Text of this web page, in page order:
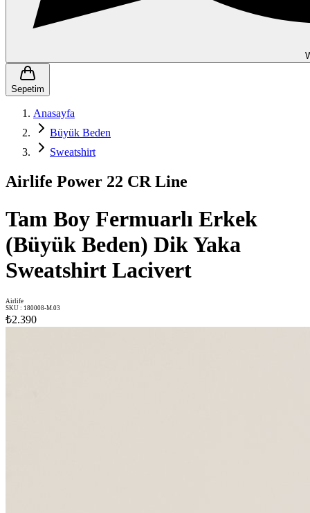
Sepetim
Anasayfa
Büyük Beden
Sweatshirt
Airlife Power 22 CR Line
Tam Boy Fermuarlı Erkek
(Büyük Beden) Dik Yaka
Sweatshirt Lacivert
Airlife
SKU : 180008-M.03
₺2.390